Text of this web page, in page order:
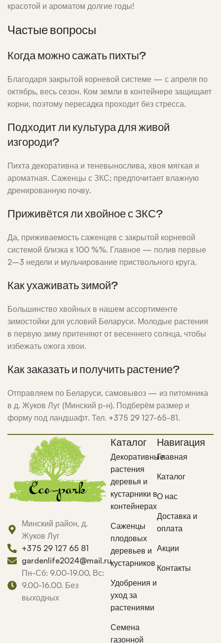
красотой и ароматом долгие годы!
Частые вопросы
Когда можно сажать пихты?
Благодаря закрытой корневой системе — с апреля по
октябрь, весь сезон. Ком земли в контейнере защищает
корни, поэтому пересадка проходит без стресса.
Подходит ли культура для живой
изгороди?
Пихта декоративна и теневынослива, хвоя мягкая и
ароматная. Саженцы с ЗКС; предпочитает влажную
дренированную почву.
Приживётся ли хвойное с ЗКС?
Да, приживаемость саженцев с закрытой корневой
системой близка к 100 %%. Главное — полив первые
2–3 недели и мульчирование приствольного круга.
Как ухаживать зимой?
Большинство хвойных в нашем ассортименте
зимостойки для условий Беларуси. Молодые растения
в первую зиму притеняют от весеннего солнца, чтобы
избежать ожога хвои.
Как заказать и получить растение?
Отправляем по Беларуси, самовывоз — из питомника
в д. Жуков Луг (Минский р-н). Подберём размер и
форму под ландшафт. Тел. +375 29 127-65-81.
Минский район, д.
Жуков Луг
+375 29 127 65 81
gardenlife2024@mail.ru
Пн-Сб: 9.00-19.00, Вс:
9.00-16.00. Без
выходных
Каталог
Декоративные
растения
деревья и
кустарники в
контейнерах
Саженцы
плодовых
деревьев и
кустарников
Удобрения и
уход за
растениями
Семена
газонной
Навигация
Главная
Каталог
О нас
Доставка и
оплата
Акции
Контакты